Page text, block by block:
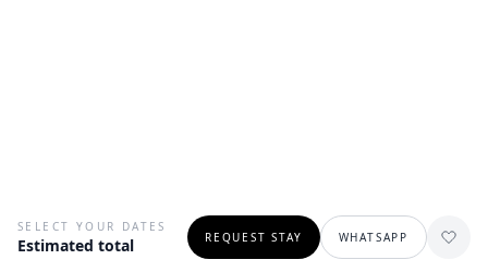
SELECT YOUR DATES
Estimated total REQUEST STAY WHATSAPP